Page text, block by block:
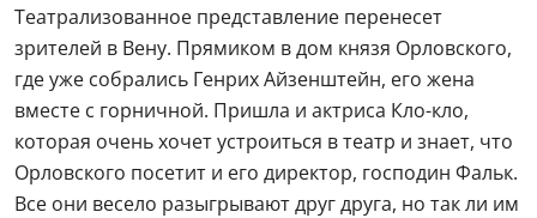
Театрализованное представление перенесет
зрителей в Вену. Прямиком в дом князя Орловского,
где уже собрались Генрих Айзенштейн, его жена
вместе с горничной. Пришла и актриса Кло-кло,
которая очень хочет устроиться в театр и знает, что
Орловского посетит и его директор, господин Фальк.
Все они весело разыгрывают друг друга, но так ли им